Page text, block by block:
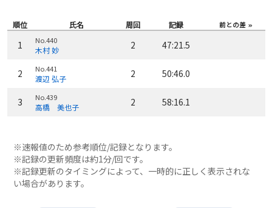
順位 氏名 周回 記録 前との差
1 No.440
木村 妙 2 47:21.5
2 No.441
渡辺 弘子 2 50:46.0
3 No.439
高橋 美也子 2 58:16.1
※速報値のため参考順位/記録となります。
※記録の更新頻度は約1分/回です。
※記録更新のタイミングによって、一時的に正しく表示されな
い場合があります。